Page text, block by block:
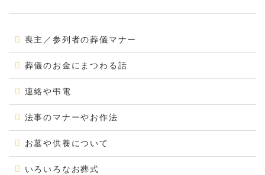
喪主／参列者の葬儀マナー
葬儀のお金にまつわる話
連絡や弔電
法事のマナーやお作法
お墓や供養について
いろいろなお葬式